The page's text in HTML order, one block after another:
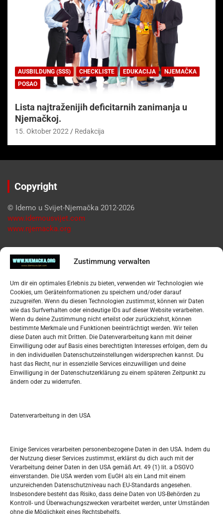
Zustimmung verwalten
Um dir ein optimales Erlebnis zu bieten, verwenden wir Technologien wie
Cookies, um Geräteinformationen zu speichern und/oder darauf
zuzugreifen. Wenn du diesen Technologien zustimmst, können wir Daten
wie das Surfverhalten oder eindeutige IDs auf dieser Website verarbeiten.
Wenn du deine Zustimmung nicht erteilst oder zurückziehst, können
bestimmte Merkmale und Funktionen beeinträchtigt werden. Wir teilen
diese Daten auch mit Dritten. Die Datenverarbeitung kann mit deiner
Einwilligung oder auf Basis eines berechtigten Interesses erfolgen, dem du
in den individuellen Datenschutzeinstellungen widersprechen kannst. Du
hast das Recht, nur in essenzielle Services einzuwilligen und deine
Einwilligung in der Datenschutzerklärung zu einem späteren Zeitpunkt zu
ändern oder zu widerrufen.
Datenverarbeitung in den USA
Einige Services verarbeiten personenbezogene Daten in den USA. Indem du
der Nutzung dieser Services zustimmst, erklärst du dich auch mit der
Verarbeitung deiner Daten in den USA gemäß Art. 49 (1) lit. a DSGVO
einverstanden. Die USA werden vom EuGH als ein Land mit einem
unzureichenden Datenschutzniveau nach EU-Standards angesehen.
Insbesondere besteht das Risiko, dass deine Daten von US-Behörden zu
Kontroll- und Überwachungszwecken verarbeitet werden, unter Umständen
ohne die Möglichkeit eines Rechtsbehelfs.
AUSBILDUNG (SSS) CHECKLISTE EDUKACIJA
NJEMAČKA
POSAO
Lista najtraženijih deficitarnih zanimanja u
Njemačkoj.
15. Oktober 2022 Redakcija
Copyright
© Idemo u Svijet-Njemačka 2012-2026
www.idemousvijet.com
www.njemacka.org
Pregled
Datenschutzerklärung
Widerufsbelehrung
Oglašavanje / Postavite svoj oglas
Tko je “Idemo u Svijet – Njemačka?
Pretražite stranicu:
S
JUNI 2026
M D M D F S
1 2 3 4 5 6
8 9 10 11 12 13 14